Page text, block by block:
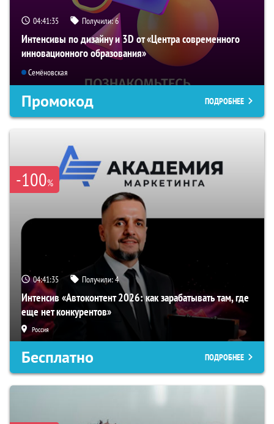
04:41:34 Получили:6
Интенсивы по дизайну и 3D от «Центра современного
инновационного образования»
Семёновская
Промокод ПОДРОБНЕЕ
-100%
04:41:34 Получили:4
Интенсив «Автоконтент 2026: как зарабатывать там, где
еще нет конкурентов»
Россия
Бесплатно ПОДРОБНЕЕ